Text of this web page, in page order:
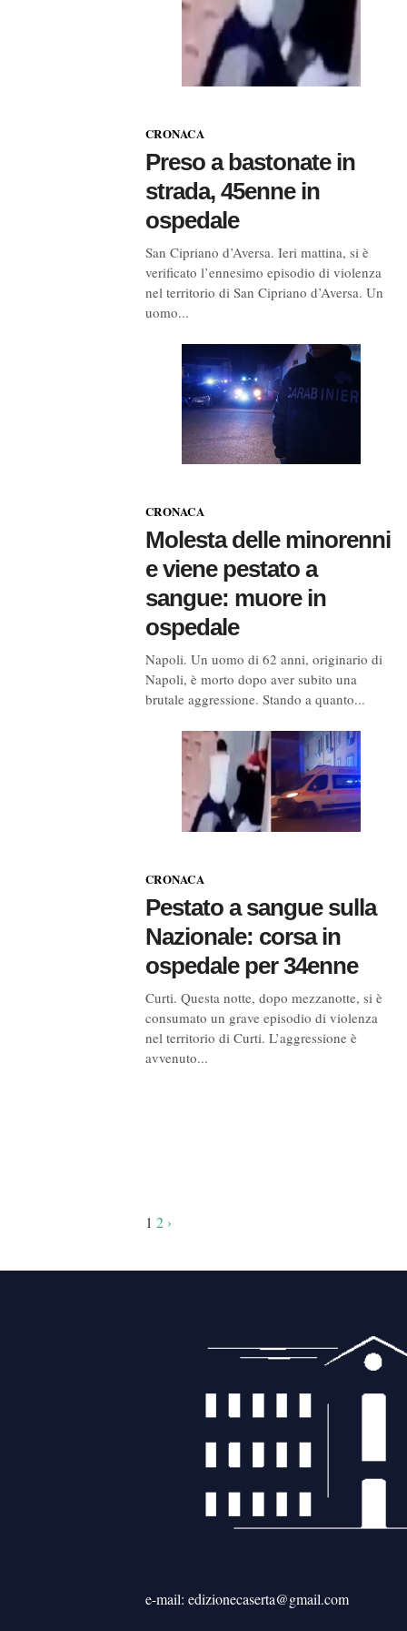
CRONACA
Preso a bastonate in
strada, 45enne in
ospedale
San Cipriano d’Aversa. Ieri mattina, si è
verificato l’ennesimo episodio di violenza
nel territorio di San Cipriano d’Aversa. Un
uomo...
CRONACA
Molesta delle minorenni
e viene pestato a
sangue: muore in
ospedale
Napoli. Un uomo di 62 anni, originario di
Napoli, è morto dopo aver subito una
brutale aggressione. Stando a quanto...
CRONACA
Pestato a sangue sulla
Nazionale: corsa in
ospedale per 34enne
Curti. Questa notte, dopo mezzanotte, si è
consumato un grave episodio di violenza
nel territorio di Curti. L’aggressione è
avvenuto...
Navigazione
1 2 ›
e-mail: edizionecaserta@gmail.com